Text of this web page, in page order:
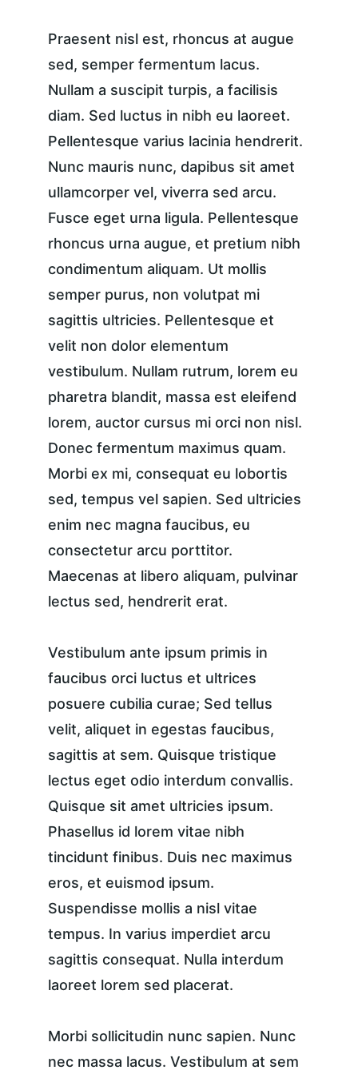
Praesent nisl est, rhoncus at augue
sed, semper fermentum lacus.
Nullam a suscipit turpis, a facilisis
diam. Sed luctus in nibh eu laoreet.
Pellentesque varius lacinia hendrerit.
Nunc mauris nunc, dapibus sit amet
ullamcorper vel, viverra sed arcu.
Fusce eget urna ligula. Pellentesque
rhoncus urna augue, et pretium nibh
condimentum aliquam. Ut mollis
semper purus, non volutpat mi
sagittis ultricies. Pellentesque et
velit non dolor elementum
vestibulum. Nullam rutrum, lorem eu
pharetra blandit, massa est eleifend
lorem, auctor cursus mi orci non nisl.
Donec fermentum maximus quam.
Morbi ex mi, consequat eu lobortis
sed, tempus vel sapien. Sed ultricies
enim nec magna faucibus, eu
consectetur arcu porttitor.
Maecenas at libero aliquam, pulvinar
lectus sed, hendrerit erat.
Vestibulum ante ipsum primis in
faucibus orci luctus et ultrices
posuere cubilia curae; Sed tellus
velit, aliquet in egestas faucibus,
sagittis at sem. Quisque tristique
lectus eget odio interdum convallis.
Quisque sit amet ultricies ipsum.
Phasellus id lorem vitae nibh
tincidunt finibus. Duis nec maximus
eros, et euismod ipsum.
Suspendisse mollis a nisl vitae
tempus. In varius imperdiet arcu
sagittis consequat. Nulla interdum
laoreet lorem sed placerat.
Morbi sollicitudin nunc sapien. Nunc
nec massa lacus. Vestibulum at sem